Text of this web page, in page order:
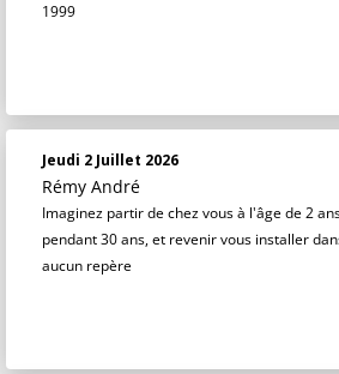
1999
Jeudi 2 Juillet 2026
Rémy André
Imaginez partir de chez vous à l'âge de 2
pendant 30 ans, et revenir vous installer
aucun repère